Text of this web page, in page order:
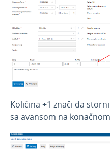
Novosti 2021
Novosti 2019
Korisnici i njihova prava
API - programska
Količina +1 znači da
sa avansom na